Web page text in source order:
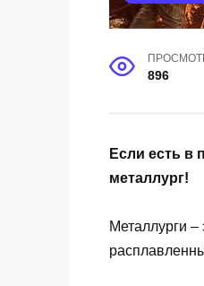
896
Если есть в
металлург!
Металлурги